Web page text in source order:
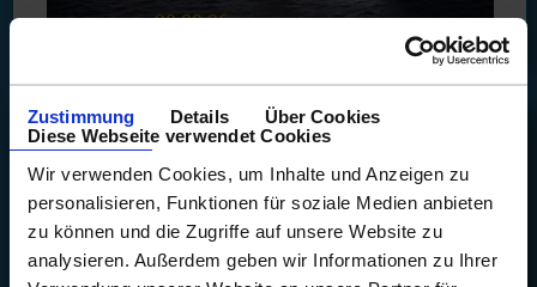
Zustimmung Details
Über Cookies
Diese Webseite verwendet Cookies
Wir verwenden Cookies, um Inhalte und Anzeigen zu
personalisieren, Funktionen für soziale Medien anbieten
zu können und die Zugriffe auf unsere Website zu
analysieren. Außerdem geben wir Informationen zu Ihrer
am 20.09.26
Mit Mein Schiff ins Mittelmeer
14.08.26 - 22.10.26